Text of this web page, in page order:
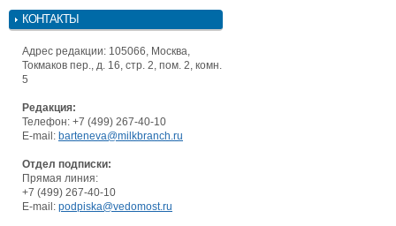
КОНТАКТЫ
Адрес редакции: 105066, Москва,
Токмаков пер., д. 16, стр. 2, пом. 2, комн.
5
Редакция:
Телефон: +7 (499) 267-40-10
E-mail: barteneva@milkbranch.ru
Отдел подписки:
Прямая линия:
+7 (499) 267-40-10
E-mail: podpiska@vedomost.ru